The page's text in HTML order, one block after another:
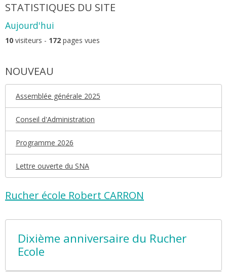
STATISTIQUES DU SITE
Aujourd'hui
10 visiteurs - 172 pages vues
NOUVEAU
Assemblée générale 2025
Conseil d'Administration
Programme 2026
Lettre ouverte du SNA
Rucher école Robert CARRON
Dixième anniversaire du Rucher
Ecole